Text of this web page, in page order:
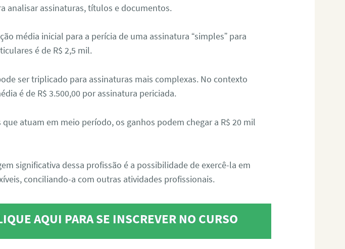
analisar assinaturas, títulos e documentos.
média inicial para a perícia de uma assinatura “simples” para
é de R$ 2,5 mil.
ser triplicado para assinaturas mais complexas. No contexto
é de R$ 3.500,00 por assinatura periciada.
que atuam em meio período, os ganhos podem chegar a R$ 20 mil
significativa dessa profissão é a possibilidade de exercê-la em
conciliando-a com outras atividades profissionais.
AQUI PARA SE INSCREVER NO CURSO